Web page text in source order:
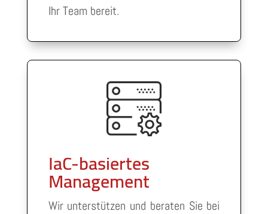
Ihr Team bereit.
IaC-basiertes
Management
Wir unterstützen und beraten Sie bei